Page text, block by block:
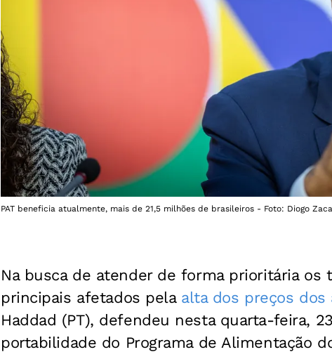
PAT beneficia atualmente, mais de 21,5 milhões de brasileiros - Foto: Diogo
Na busca de atender de forma prioritária os
principais afetados pela alta dos preços dos
Haddad (PT), defendeu nesta quarta-feira,
portabilidade do Programa de Alimentação